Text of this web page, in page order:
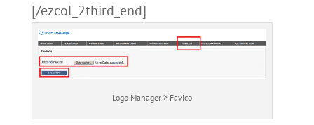
[/ezcol_2third_end]
Logo Manager > Favico